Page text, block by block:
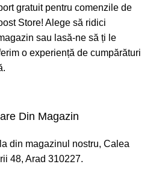
gratuit pentru comenzile de
Store! Alege să ridici
sau lasă-ne să ți le
o experiență de cumpărături
Din Magazin
din magazinul nostru, Calea
48, Arad 310227.